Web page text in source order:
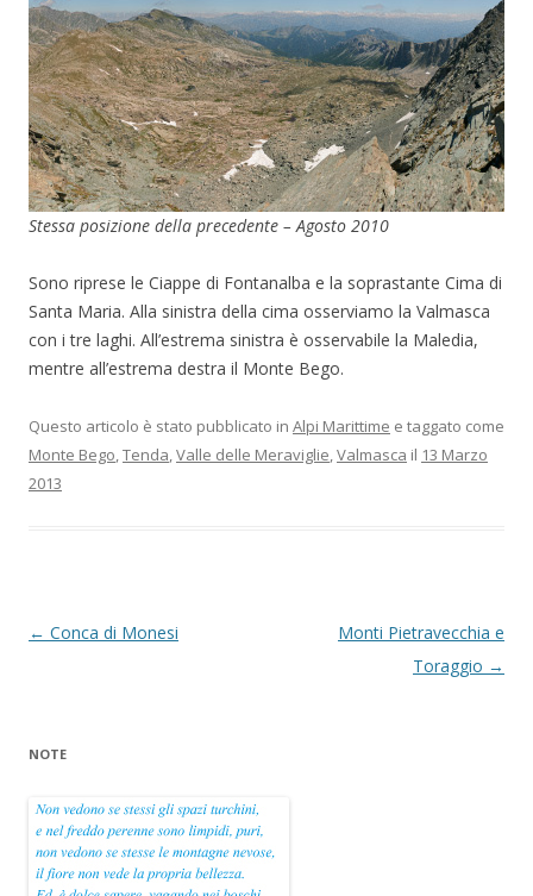
Stessa posizione della precedente – Agosto 2010
Sono riprese le Ciappe di Fontanalba e la soprastante Cima di
Santa Maria. Alla sinistra della cima osserviamo la Valmasca
con i tre laghi. All’estrema sinistra è osservabile la Maledia,
mentre all’estrema destra il Monte Bego.
Questo articolo è stato pubblicato in Alpi Marittime e taggato come
Monte Bego,Tenda,Valle delle Meraviglie,Valmasca il 13 Marzo
2013
Navigazione
← Conca di Monesi
Monti Pietravecchia e
Toraggio →
NOTE